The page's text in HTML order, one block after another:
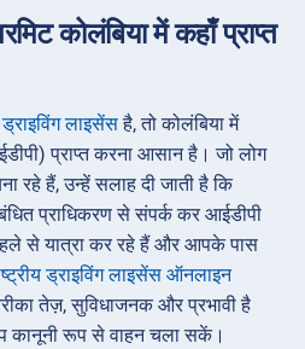
कोलंबिया में कहाँ प्राप्त
ड्राइविंग लाइसेंसहै, तो कोलंबिया में
प्राप्त करना आसान है। जो लोग
रहे हैं, उन्हें सलाह दी जाती है कि
प्राधिकरण से संपर्क कर आईडीपी
से यात्रा कर रहे हैं और आपके पास
ड्राइविंग लाइसेंस ऑनलाइन
तेज़, सुविधाजनक और प्रभावी है
कानूनी रूप से वाहन चला सकें।